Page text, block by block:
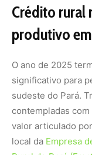
Crédito rural
produtivo
O ano de 2025
significativo para
sudeste do Pará.
contempladas
valor articulado
local da Empresa